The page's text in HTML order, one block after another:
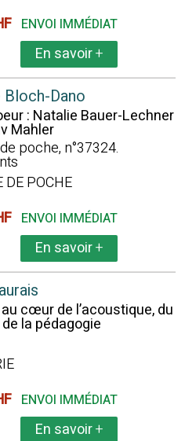
ENVOI IMMÉDIAT
En savoir+
Bloch-Dano
: Natalie Bauer-Lechner
Mahler
poche, n°37324.
DE POCHE
ENVOI IMMÉDIAT
En savoir+
au cœur de l’acoustique, du
la pédagogie
ENVOI IMMÉDIAT
En savoir+